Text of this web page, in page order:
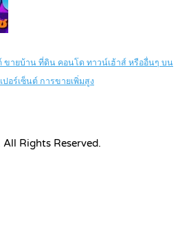
ขายบ้าน ที่ดิน คอนโด ทาวน์เฮ้าส์ หรืออื่นๆ บน
ปอร์เซ็นต์ การขายเพิ่มสูง
Rights Reserved.